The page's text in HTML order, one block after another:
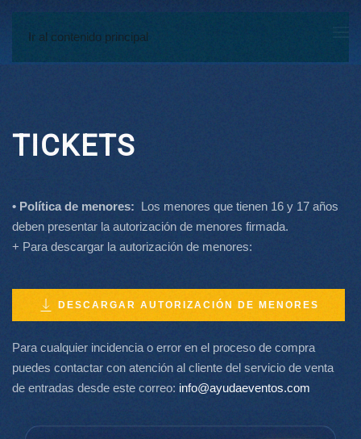
Ir al contenido principal
TICKETS
• Política de menores: Los menores que tienen 16 y 17 años
deben presentar la autorización de menores firmada.
+ Para descargar la autorización de menores:
DESCARGAR AUTORIZACIÓN DE MENORES
Para cualquier incidencia o error en el proceso de compra
puedes contactar con atención al cliente del servicio de venta
de entradas desde este correo: info@ayudaeventos.com